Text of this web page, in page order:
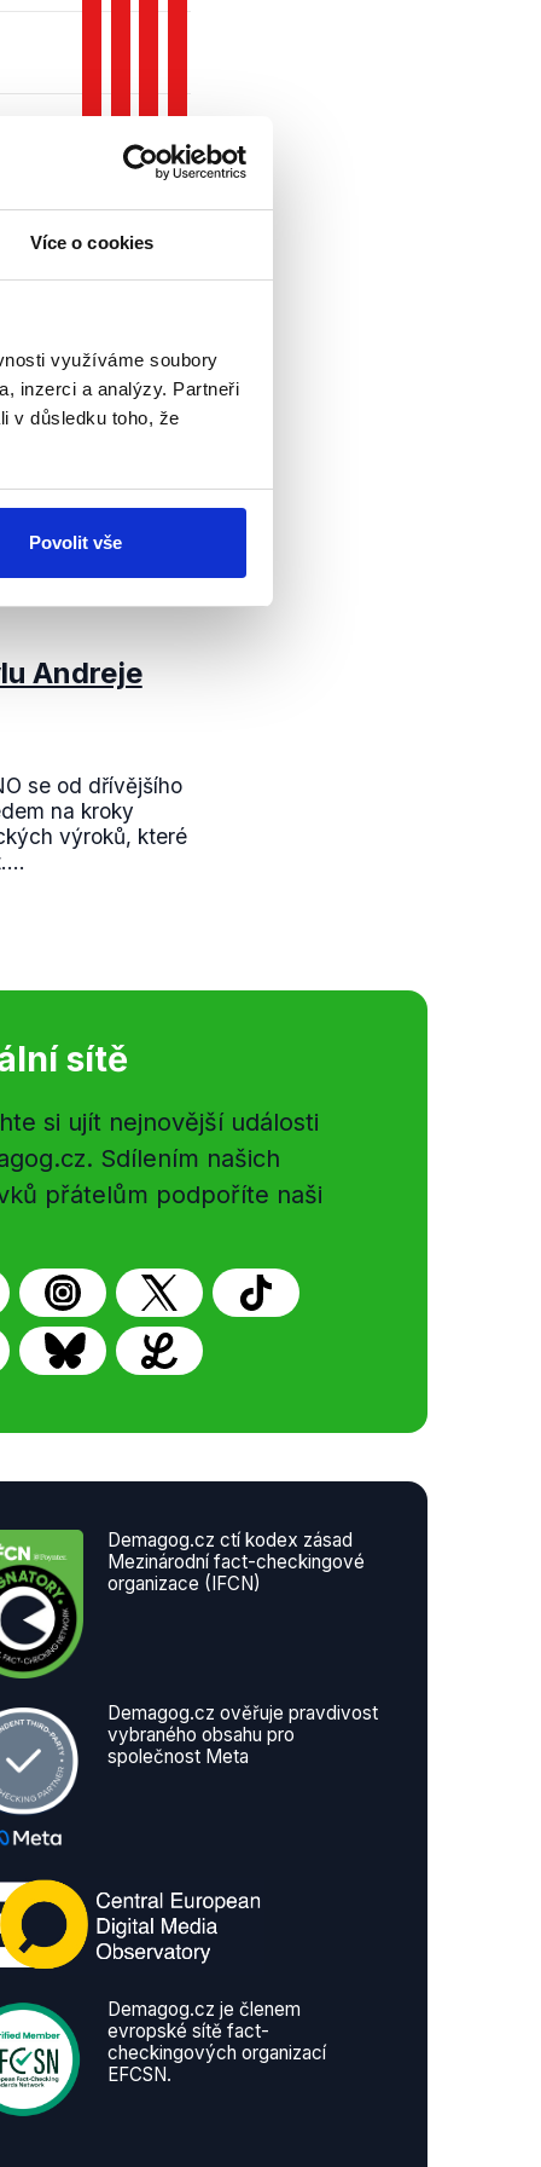
Více o cookies
využíváme soubory
inzerci a analýzy. Partneři
v důsledku toho, že
Povolit vše
ministři financí.
Výrok proto
Andreje
se od dřívějšího
na kroky
výroků, které
sítě
si ujít nejnovější události
Sdílením našich
přátelům podpoříte naši
Demagog.cz ctí kodex zásad
Mezinárodní fact-checkingové
organizace (IFCN)
Demagog.cz ověřuje pravdivost
vybraného obsahu pro
společnost Meta
Demagog.cz je členem
evropské sítě fact-
checkingových organizací
EFCSN.